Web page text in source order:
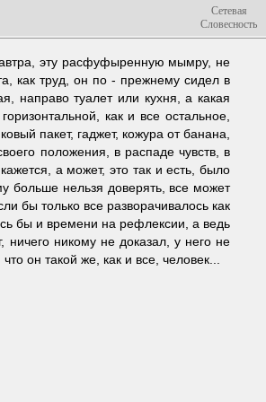
Сетевая
Словесность
эту расфуфыренную мымру, не
как труд, он по - прежнему сидел в
направо туалет или кухня, а какая
как и все остальное,
пакет, гаджет, кожура от банана,
положения, в распаде чувств, в
а может, это так и есть, было
больше нельзя доверять, все может
бы только все разворачивалось как
бы и времени на рефлексии, а ведь
ничего никому не доказал, у него не
он такой же, как и все, человек...